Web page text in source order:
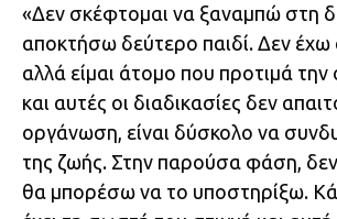
«Δεν σκέφτομαι να ξαναμπώ στη
αποκτήσω δεύτερο παιδί. Δεν έχω
αλλά είμαι άτομο που προτιμά
και αυτές οι διαδικασίες δεν
οργάνωση, είναι δύσκολο να
της ζωής. Στην παρούσα φάση,
θα μπορέσω να το υποστηρίξω.